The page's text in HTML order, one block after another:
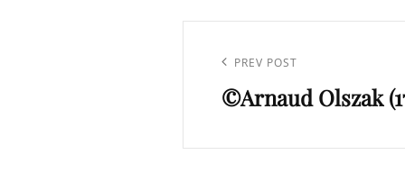
l’article
Previous
Post
PREV POST
©Arnaud Olszak